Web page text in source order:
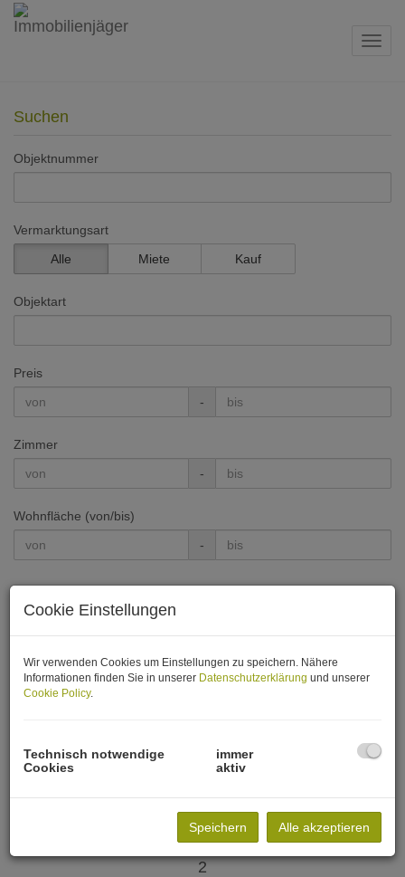
Suchen
Objektnummer
Vermarktungsart
Alle
Miete Kauf
Objektart
Preis
-
Zimmer
-
Wohnfläche (von/bis)
-
Sanierte Zweizimmer-Wohnung/Nähe
Einsiedlerplatz !
1050 Wien
Zimmer
2
Cookie Einstellungen
Wir verwenden Cookies um Einstellungen zu speichern. Nähere
Informationen finden Sie in unserer Datenschutzerklärung und unserer
Cookie Policy.
Technisch notwendige
Cookies
immer
aktiv
Speichern Alle akzeptieren